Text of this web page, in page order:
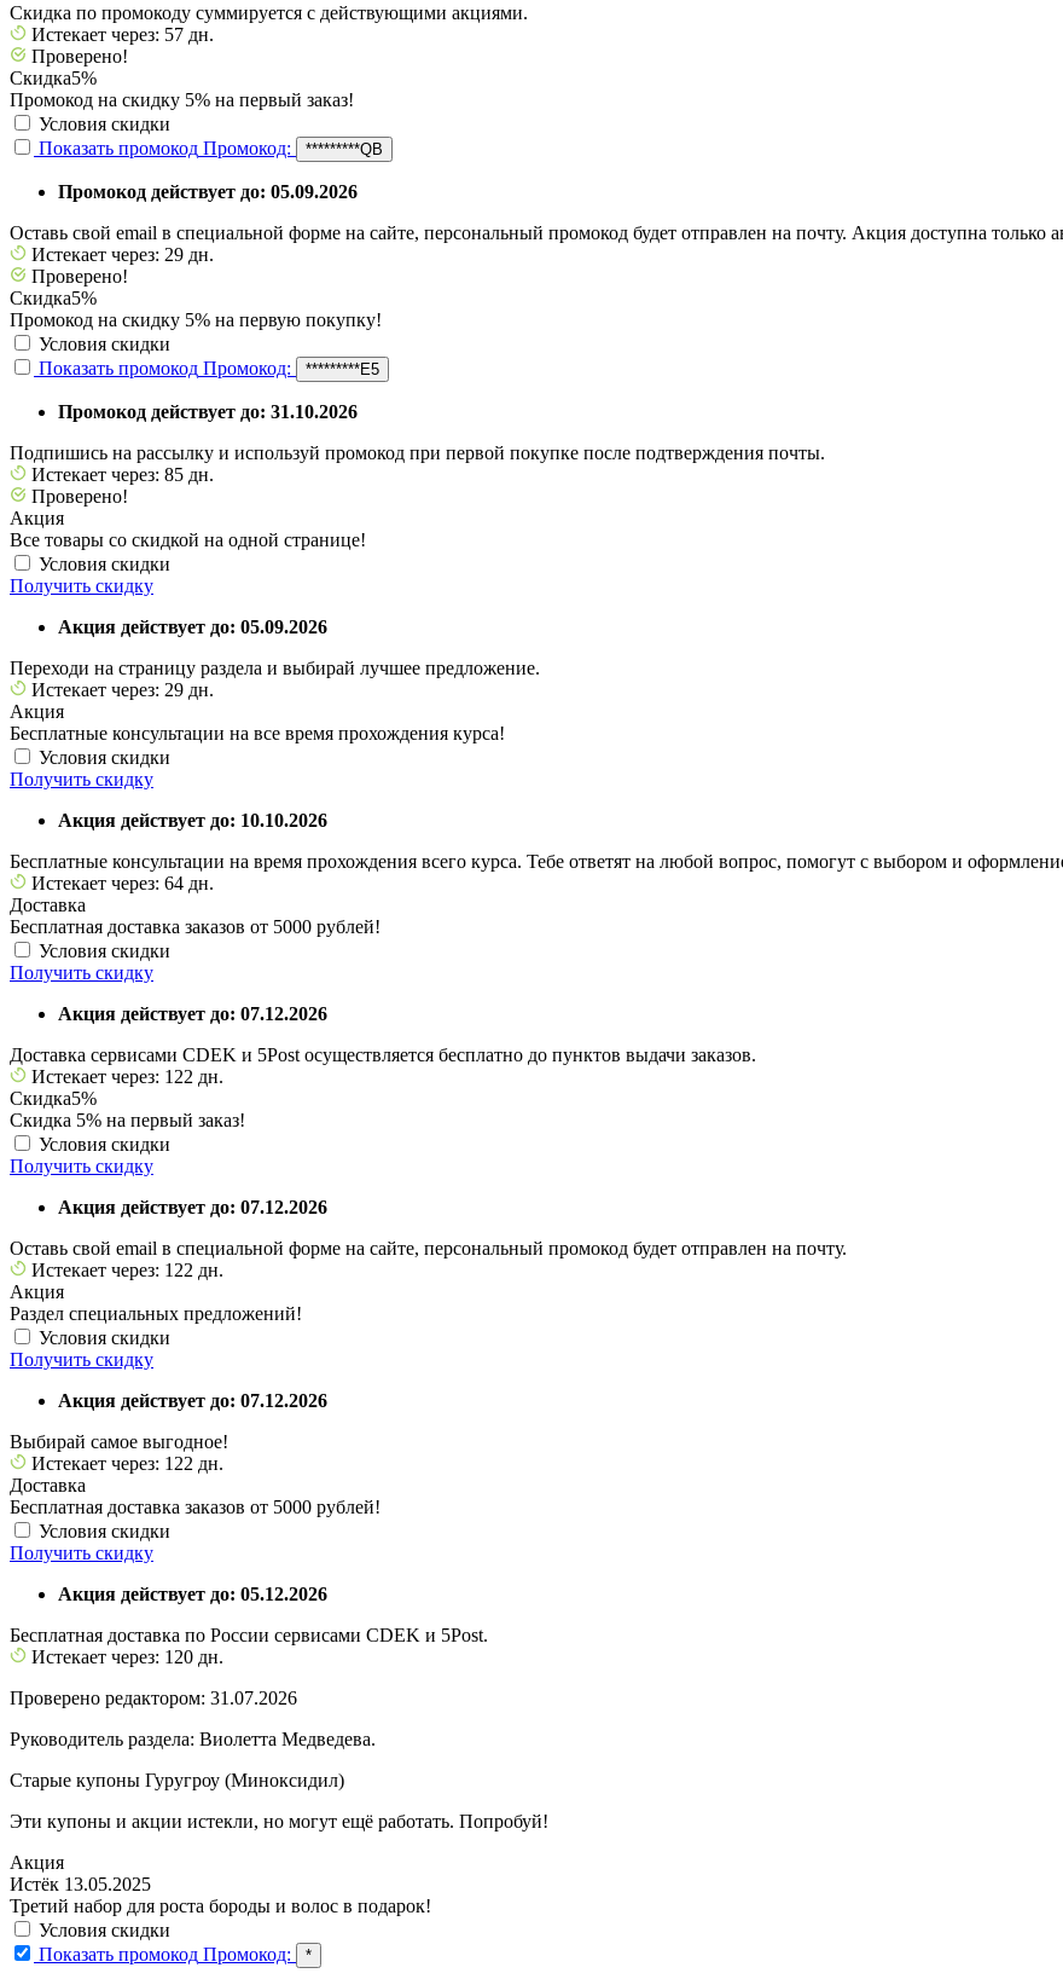
Скидка по промокоду суммируется с действующими акциями.
Истекает через: 57 дн.
Проверено!
Скидка5%
Промокод на скидку 5% на первый заказ!
Условия скидки
Показать промокод Промокод: *********QB
Промокод действует до: 05.09.2026
Оставь свой email в специальной форме на сайте, персональный промокод будет отправлен на почту. Акция доступна только
Истекает через: 29 дн.
Проверено!
Скидка5%
Промокод на скидку 5% на первую покупку!
Условия скидки
Показать промокод Промокод: *********E5
Промокод действует до: 31.10.2026
Подпишись на рассылку и используй промокод при первой покупке после подтверждения почты.
Истекает через: 85 дн.
Проверено!
Акция
Все товары со скидкой на одной странице!
Условия скидки
Получить скидку
Акция действует до: 05.09.2026
Переходи на страницу раздела и выбирай лучшее предложение.
Истекает через: 29 дн.
Акция
Бесплатные консультации на все время прохождения курса!
Условия скидки
Получить скидку
Акция действует до: 10.10.2026
Бесплатные консультации на время прохождения всего курса. Тебе ответят на любой вопрос, помогут с выбором и
Истекает через: 64 дн.
Доставка
Бесплатная доставка заказов от 5000 рублей!
Условия скидки
Получить скидку
Акция действует до: 07.12.2026
Доставка сервисами CDEK и 5Post осуществляется бесплатно до пунктов выдачи заказов.
Истекает через: 122 дн.
Скидка5%
Скидка 5% на первый заказ!
Условия скидки
Получить скидку
Акция действует до: 07.12.2026
Оставь свой email в специальной форме на сайте, персональный промокод будет отправлен на почту.
Истекает через: 122 дн.
Акция
Раздел специальных предложений!
Условия скидки
Получить скидку
Акция действует до: 07.12.2026
Выбирай самое выгодное!
Истекает через: 122 дн.
Доставка
Бесплатная доставка заказов от 5000 рублей!
Условия скидки
Получить скидку
Акция действует до: 05.12.2026
Бесплатная доставка по России сервисами CDEK и 5Post.
Истекает через: 120 дн.
Проверено редактором: 31.07.2026
Руководитель раздела: Виолетта Медведева.
Старые купоны Гуругроу (Миноксидил)
Эти купоны и акции истекли, но могут ещё работать. Попробуй!
Акция
Истёк 13.05.2025
Третий набор для роста бороды и волос в подарок!
Условия скидки
Показать промокод Промокод: *